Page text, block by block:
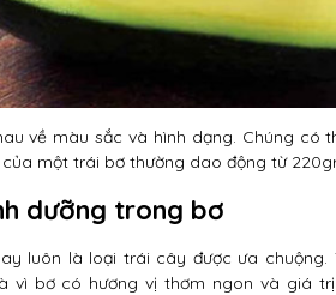
về màu sắc và hình dạng. Chúng có
một trái bơ thường dao động từ 220gr
dưỡng trong bơ
luôn là loại trái cây được ưa
vì bơ có hương vị thơm ngon và giá